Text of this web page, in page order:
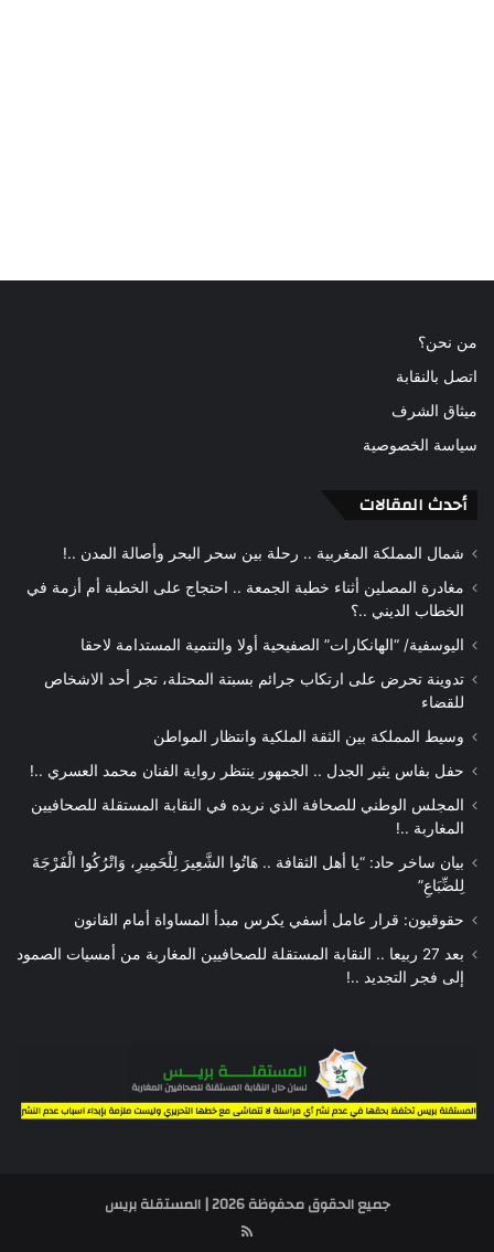
من نحن؟
اتصل بالنقابة
ميثاق الشرف
سياسة الخصوصية
أحدث المقالات
شمال المملكة المغربية .. رحلة بين سحر البحر وأصالة المدن ..!
مغادرة المصلين أثناء خطبة الجمعة .. احتجاج على الخطبة أم أزمة في
الخطاب الديني ..؟
اليوسفية/ “الهانكارات” الصفيحية أولا والتنمية المستدامة لاحقا
تدوينة تحرض على ارتكاب جرائم بسبتة المحتلة، تجر أحد الاشخاص
للقضاء
وسيط المملكة بين الثقة الملكية وانتظار المواطن
حفل بفاس يثير الجدل .. الجمهور ينتظر رواية الفنان محمد العسري ..!
المجلس الوطني للصحافة الذي نريده في النقابة المستقلة للصحافيين
المغاربة ..!
بيان ساخر حاد: “يا أهل الثقافة .. هَاتُوا الشَّعِيرَ لِلْحَمِيرِ، وَاتْرُكُوا الْفَرْجَةَ
لِلضِّبَاعِ”
حقوقيون: قرار عامل أسفي يكرس مبدأ المساواة أمام القانون
بعد 27 ربيعا .. النقابة المستقلة للصحافيين المغاربة من أمسيات الصمود
إلى فجر التجديد ..!
جميع الحقوق محفوظة 2026 | المستقلة بريس
RSS